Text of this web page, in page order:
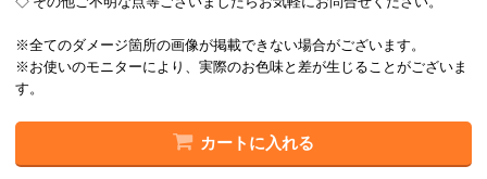
※全てのダメージ箇所の画像が掲載できない場合がございます。
※お使いのモニターにより、実際のお色味と差が生じることがございま
す。
カートに入れる